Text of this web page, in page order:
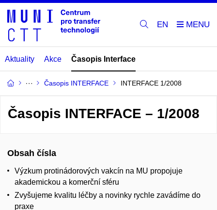
EN
Aktuality Akce Časopis Interface
Časopis INTERFACE INTERFACE 1/2008
Časopis INTERFACE – 1/2008
Obsah čísla
Výzkum protinádorových vakcín na MU propojuje
akademickou a komerční sféru
Zvyšujeme kvalitu léčby a novinky rychle zavádíme do
praxe